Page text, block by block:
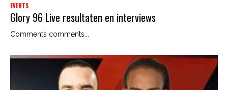
EVENTS
Glory 96 Live resultaten en interviews
Comments comments...